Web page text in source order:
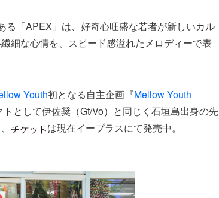
「APEX」は、好奇心旺盛な若者が新しいカル
細な心情を、スピード感溢れたメロディーで表
Youth初となる自主企画『Mellow Youth
として伊佐奨（Gt/Vo）と同じく石垣島出身の先
は現在イープラスにて発売中。